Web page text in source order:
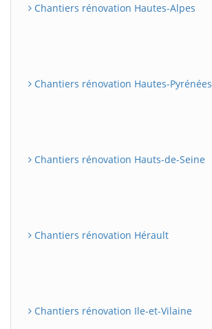
Chantiers rénovation Hautes-Alpes
Chantiers rénovation Hautes-Pyrénées
Chantiers rénovation Hauts-de-Seine
Chantiers rénovation Hérault
Chantiers rénovation Ile-et-Vilaine